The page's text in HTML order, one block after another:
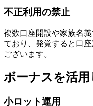
不正利用の禁止
複数口座開設や家族名
ており、発覚すると口
ございます。
ボーナスを活用
小ロット運用